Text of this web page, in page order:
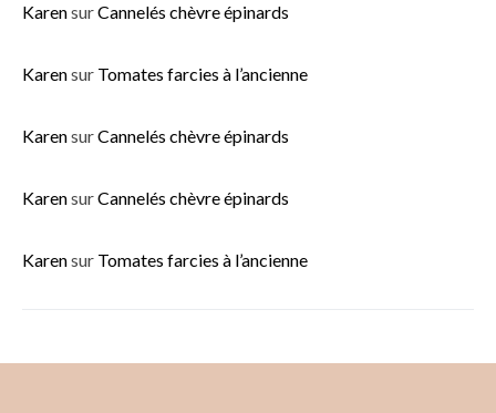
KarensurCannelés chèvre épinards
Karensur Tomates farcies à l’ancienne
KarensurCannelés chèvre épinards
KarensurCannelés chèvre épinards
Karensur Tomates farcies à l’ancienne